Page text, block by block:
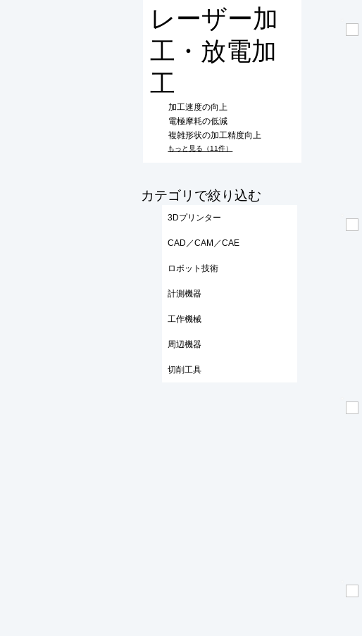
レーザー加
工・放電加
工
加工速度の向上
電極摩耗の低減
複雑形状の加工精度向上
もっと見る（11件）
​カテゴリで絞り込む
3Dプリンター
CAD／CAM／CAE
ロボット技術
計測機器
工作機械
周辺機器
切削工具